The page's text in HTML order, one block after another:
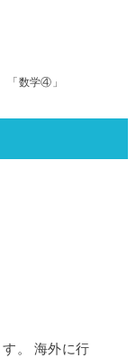
「数学④」
。 海外に行